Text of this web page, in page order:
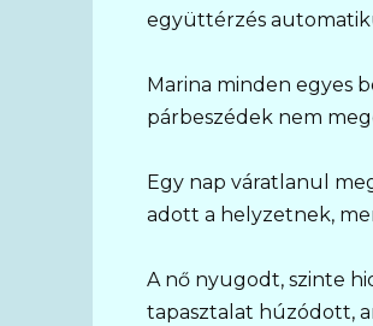
együttérzés
Marina minden egyes
párbeszédek nem
Egy nap váratlanul
adott a helyzetnek,
A nő nyugodt, szinte
tapasztalat húzódott,